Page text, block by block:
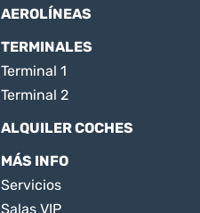
AEROLÍNEAS
TERMINALES
Terminal 1
Terminal 2
ALQUILER COCHES
MÁS INFO
Servicios
Salas VIP